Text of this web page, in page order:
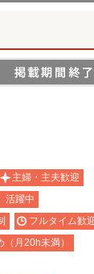
主婦・主夫歓迎
活躍中
フルタイム歓
（月20h未満）